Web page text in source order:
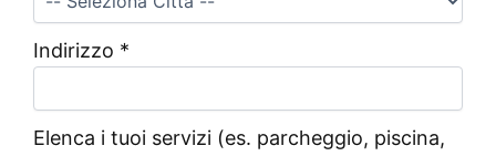
Indirizzo *
Elenca i tuoi servizi (es. parcheggio, piscina,